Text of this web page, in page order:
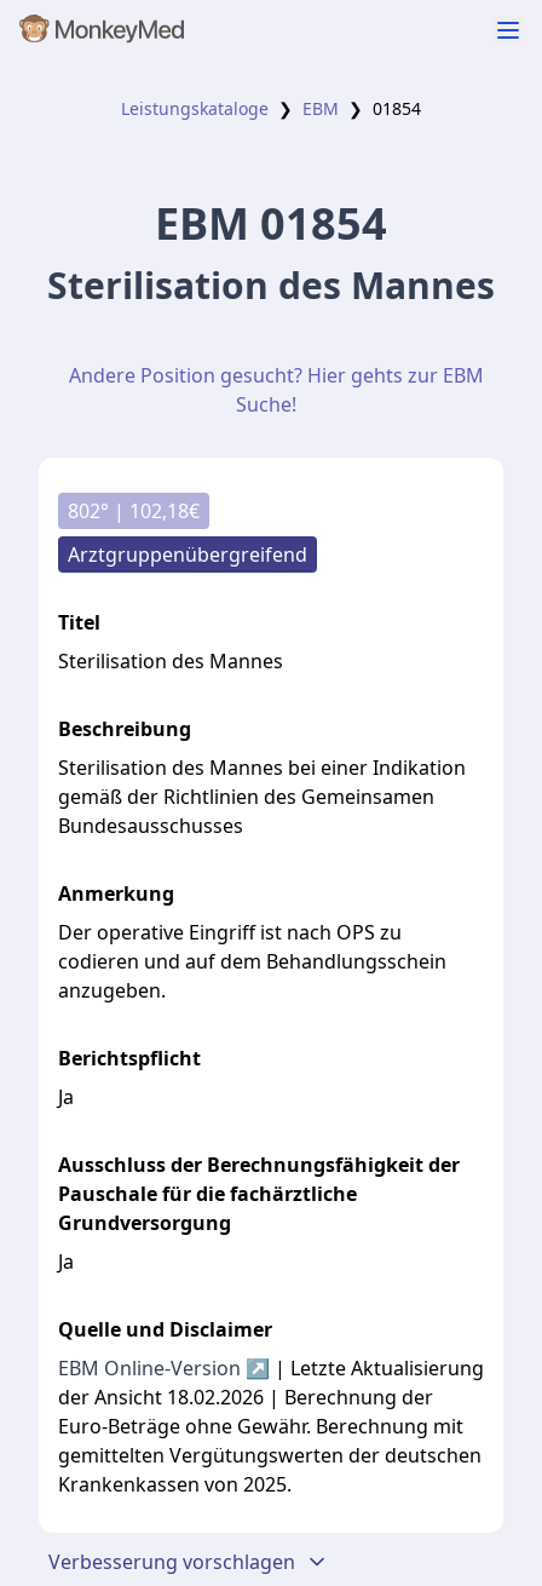
Leistungskataloge ❯ EBM ❯ 01854
EBM 01854
Sterilisation des Mannes
Andere Position gesucht? Hier gehts zur EBM
Suche!
802° | 102,18€
Arztgruppenübergreifend
Titel
Sterilisation des Mannes
Beschreibung
Sterilisation des Mannes bei einerIndikation
gemäßder Richtlinien des Gemeinsamen
Bundesausschusses
Anmerkung
Deroperative Eingriffist nach OPS zu
codieren und aufdem Behandlungsschein
anzugeben.
Berichtspflicht
Ja
Ausschluss der Berechnungsfähigkeit der
Pauschale für die fachärztliche
Grundversorgung
Ja
Quelle und Disclaimer
EBM Online-Version ↗ | Letzte Aktualisierung
der Ansicht 18.02.2026 | Berechnung der
Euro-Beträge ohne Gewähr. Berechnung mit
gemittelten Vergütungswerten der deutschen
Krankenkassen von 2025.
Verbesserung vorschlagen